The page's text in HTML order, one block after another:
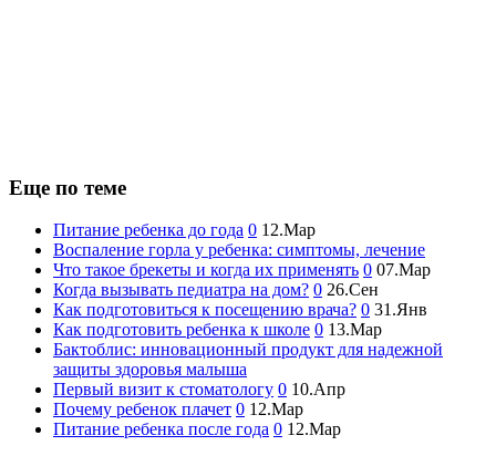
Еще по теме
Питание ребенка до года 0 12.Мар
Воспаление горла у ребенка: симптомы, лечение
Что такое брекеты и когда их применять 0 07.Мар
Когда вызывать педиатра на дом? 0 26.Сен
Как подготовиться к посещению врача? 0 31.Янв
Как подготовить ребенка к школе 0 13.Мар
Бактоблис: инновационный продукт для надежной
защиты здоровья малыша
Первый визит к стоматологу 0 10.Апр
Почему ребенок плачет 0 12.Мар
Питание ребенка после года 0 12.Мар